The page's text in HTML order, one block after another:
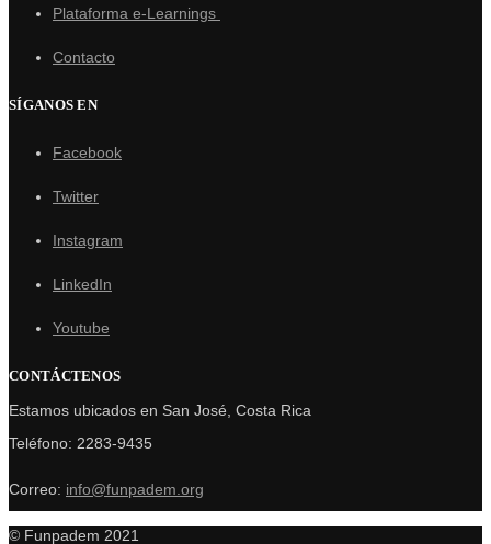
Plataforma e-Learnings
Contacto
SÍGANOS EN
Facebook
Twitter
Instagram
LinkedIn
Youtube
CONTÁCTENOS
Estamos ubicados en San José, Costa Rica
Teléfono: 2283-9435
Correo: info@funpadem.org
© Funpadem 2021